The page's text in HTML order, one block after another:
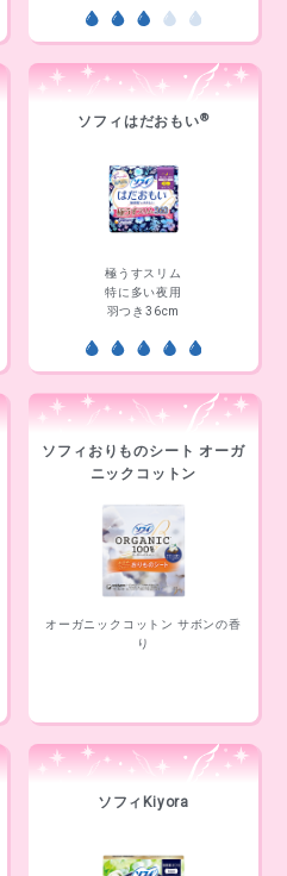
ソフィはだおもい®
極うすスリム
特に多い夜用
羽つき36cm
ソフィおりものシート オーガ
ニックコットン
オーガニックコットン サボンの香
り
ソフィKiyora